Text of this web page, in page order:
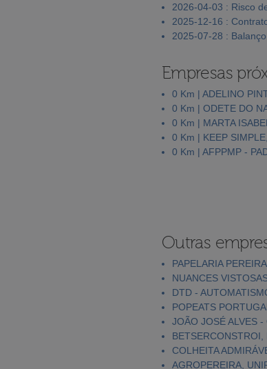
2026-04-03 : Risco
2025-12-16 :
2025-07-28 :
Empresas
0 Km | ADELINO
0 Km | ODETE DO
0 Km | MARTA
0 Km | KEEP
0 Km | AFPPMP -
Outras
PAPELARIA
NUANCES
DTD -
POPEATS
JOÃO JOSÉ ALVES
BETSERCONSTROI,
COLHEITA
AGROPEREIRA,